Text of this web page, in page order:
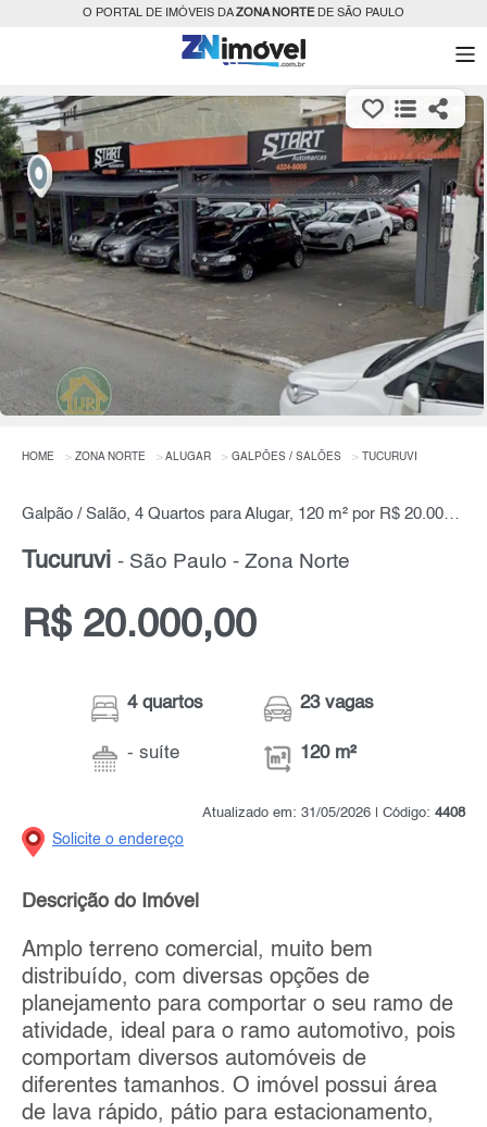
O PORTAL DE IMÓVEIS DAZONA NORTEDE SÃO PAULO
HOME ZONA NORTE ALUGAR GALPÕES / SALÕES TUCURUVI
Galpão / Salão, 4 Quartos para Alugar, 120 m² por R$ 20.000,00
Tucuruvi - São Paulo - Zona Norte
R$ 20.000,00
4 quartos
- suíte
23 vagas
120 m²
Atualizado em: 31/05/2026 | Código: 4408
Solicite o endereço
Descrição do Imóvel
Amplo terreno comercial, muito bem
distribuído, com diversas opções de
planejamento para comportar o seu ramo de
atividade, ideal para o ramo automotivo, pois
comportam diversos automóveis de
diferentes tamanhos. O imóvel possui área
de lava rápido, pátio para estacionamento,